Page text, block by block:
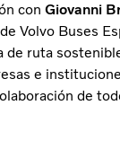
con Giovanni
Volvo Buses
de ruta
e
de